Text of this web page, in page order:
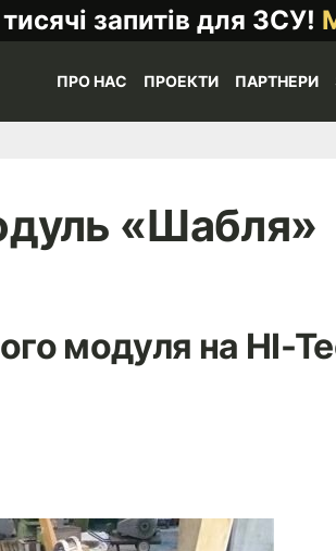
запитів для ЗСУ!
ПРО НАС ПРОЕКТИ ПАРТНЕРИ
«Шабля»
модуля на HI-